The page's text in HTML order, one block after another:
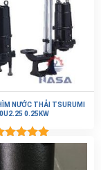
NƯỚC THẢI TSURUMI
0.25KW
xếp
hạng
5.00